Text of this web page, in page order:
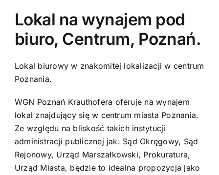
Kontakt
Lokal na wynajem pod
biuro, Centrum, Poznań.
Lokal biurowy w znakomitej lokalizacji w centrum
Poznania.
WGN Poznań Krauthofera oferuje na wynajem
lokal znajdujący się w centrum miasta Poznania.
Ze względu na bliskość takich instytucji
administracji publicznej jak: Sąd Okręgowy, Sąd
Rejonowy, Urząd Marszałkowski, Prokuratura,
Urząd Miasta, będzie to idealna propozycja jako